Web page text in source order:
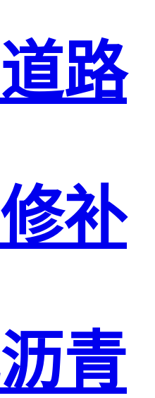
路
补
青